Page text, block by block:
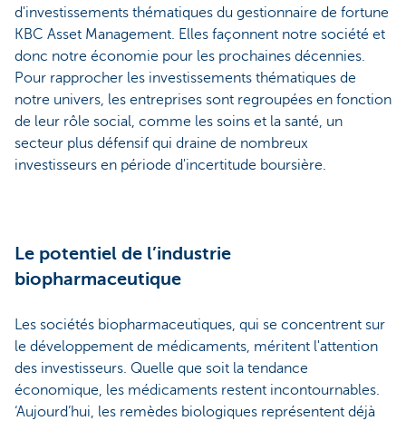
d'investissements thématiques du gestionnaire de fortune
KBC Asset Management. Elles façonnent notre société et
donc notre économie pour les prochaines décennies.
Pour rapprocher les investissements thématiques de
notre univers, les entreprises sont regroupées en fonction
de leur rôle social, comme les soins et la santé, un
secteur plus défensif qui draine de nombreux
investisseurs en période d'incertitude boursière.
Le potentiel de l’industrie
biopharmaceutique
Les sociétés biopharmaceutiques, qui se concentrent sur
le développement de médicaments, méritent l'attention
des investisseurs. Quelle que soit la tendance
économique, les médicaments restent incontournables.
‘Aujourd’hui, les remèdes biologiques représentent déjà